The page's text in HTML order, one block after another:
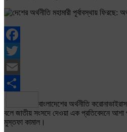
Facebook
Twitter
Email
বাংলাদেশের অর্থনীতি
বলে জাতীয় সংসদে দেওয়া এক প্রতিবেদনে আশা
মুস্তফা কামাল।